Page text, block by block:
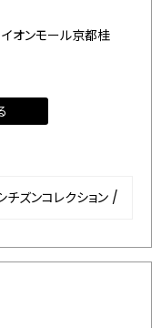
オンモール京都桂
チズンコレクション /